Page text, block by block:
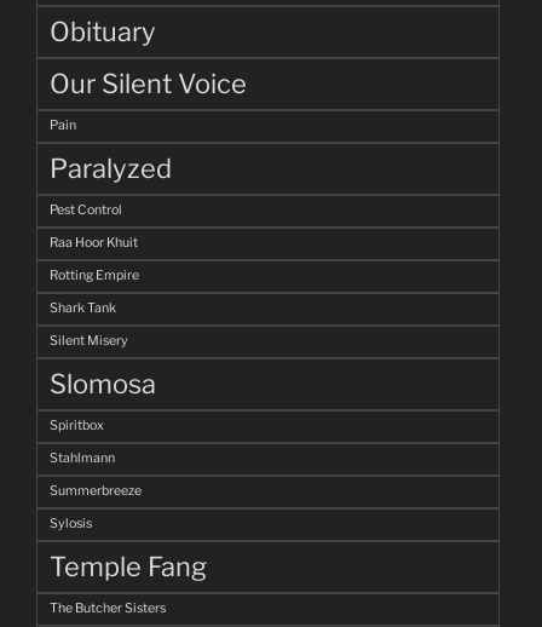
Obituary
Our Silent Voice
Pain
Paralyzed
Pest Control
Raa Hoor Khuit
Rotting Empire
Shark Tank
Silent Misery
Slomosa
Spiritbox
Stahlmann
Summerbreeze
Sylosis
Temple Fang
The Butcher Sisters